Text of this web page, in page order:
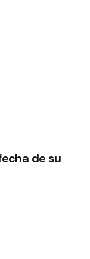
de su